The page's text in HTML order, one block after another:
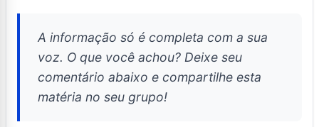
A informação só é completa com a sua
voz. O que você achou? Deixe seu
comentário abaixo e compartilhe esta
matéria no seu grupo!